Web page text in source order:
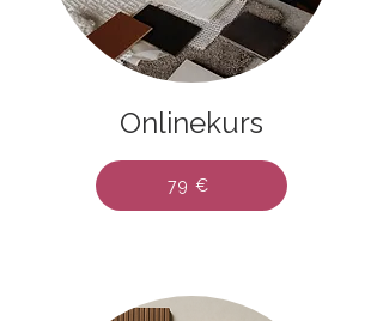
Onlinekurs
79 €